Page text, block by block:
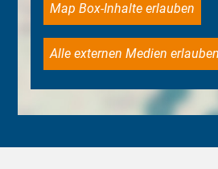
Map Box-Inhalte erlauben
Alle externen Medien erlauben